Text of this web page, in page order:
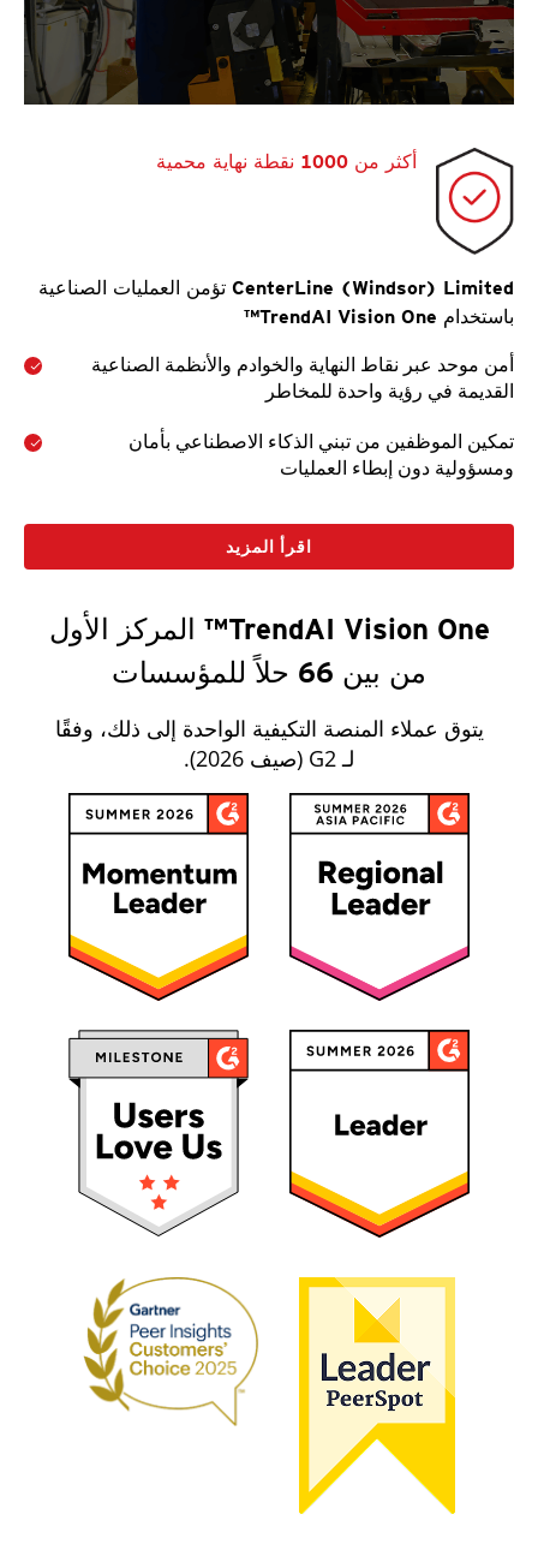
أكثر من 1000 نقطة نهاية محمية
CenterLine (Windsor) Limited تؤمن العمليات الصناعية
باستخدام TrendAI Vision One™
أمن موحد عبر نقاط النهاية والخوادم والأنظمة الصناعية
القديمة في رؤية واحدة للمخاطر
تمكين الموظفين من تبني الذكاء الاصطناعي بأمان
ومسؤولية دون إبطاء العمليات
اقرأ المزيد
TrendAI Vision One™ المركز الأول
من بين 66 حلاً للمؤسسات
يتوق عملاء المنصة التكيفية الواحدة إلى ذلك، وفقًا
لـ G2 (صيف 2026).